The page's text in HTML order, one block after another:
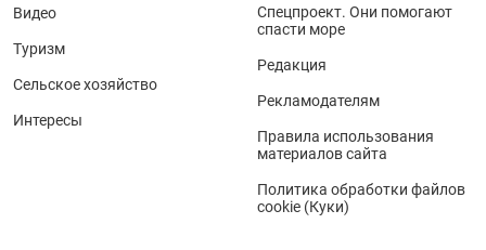
Видео
Туризм
Сельское хозяйство
Интересы
Спецпроект. Они помогают
спасти море
Редакция
Рекламодателям
Правила использования
материалов сайта
Политика обработки файлов
cookie (Куки)